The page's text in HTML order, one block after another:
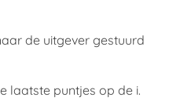
de uitgever gestuurd
laatste puntjes op de i.